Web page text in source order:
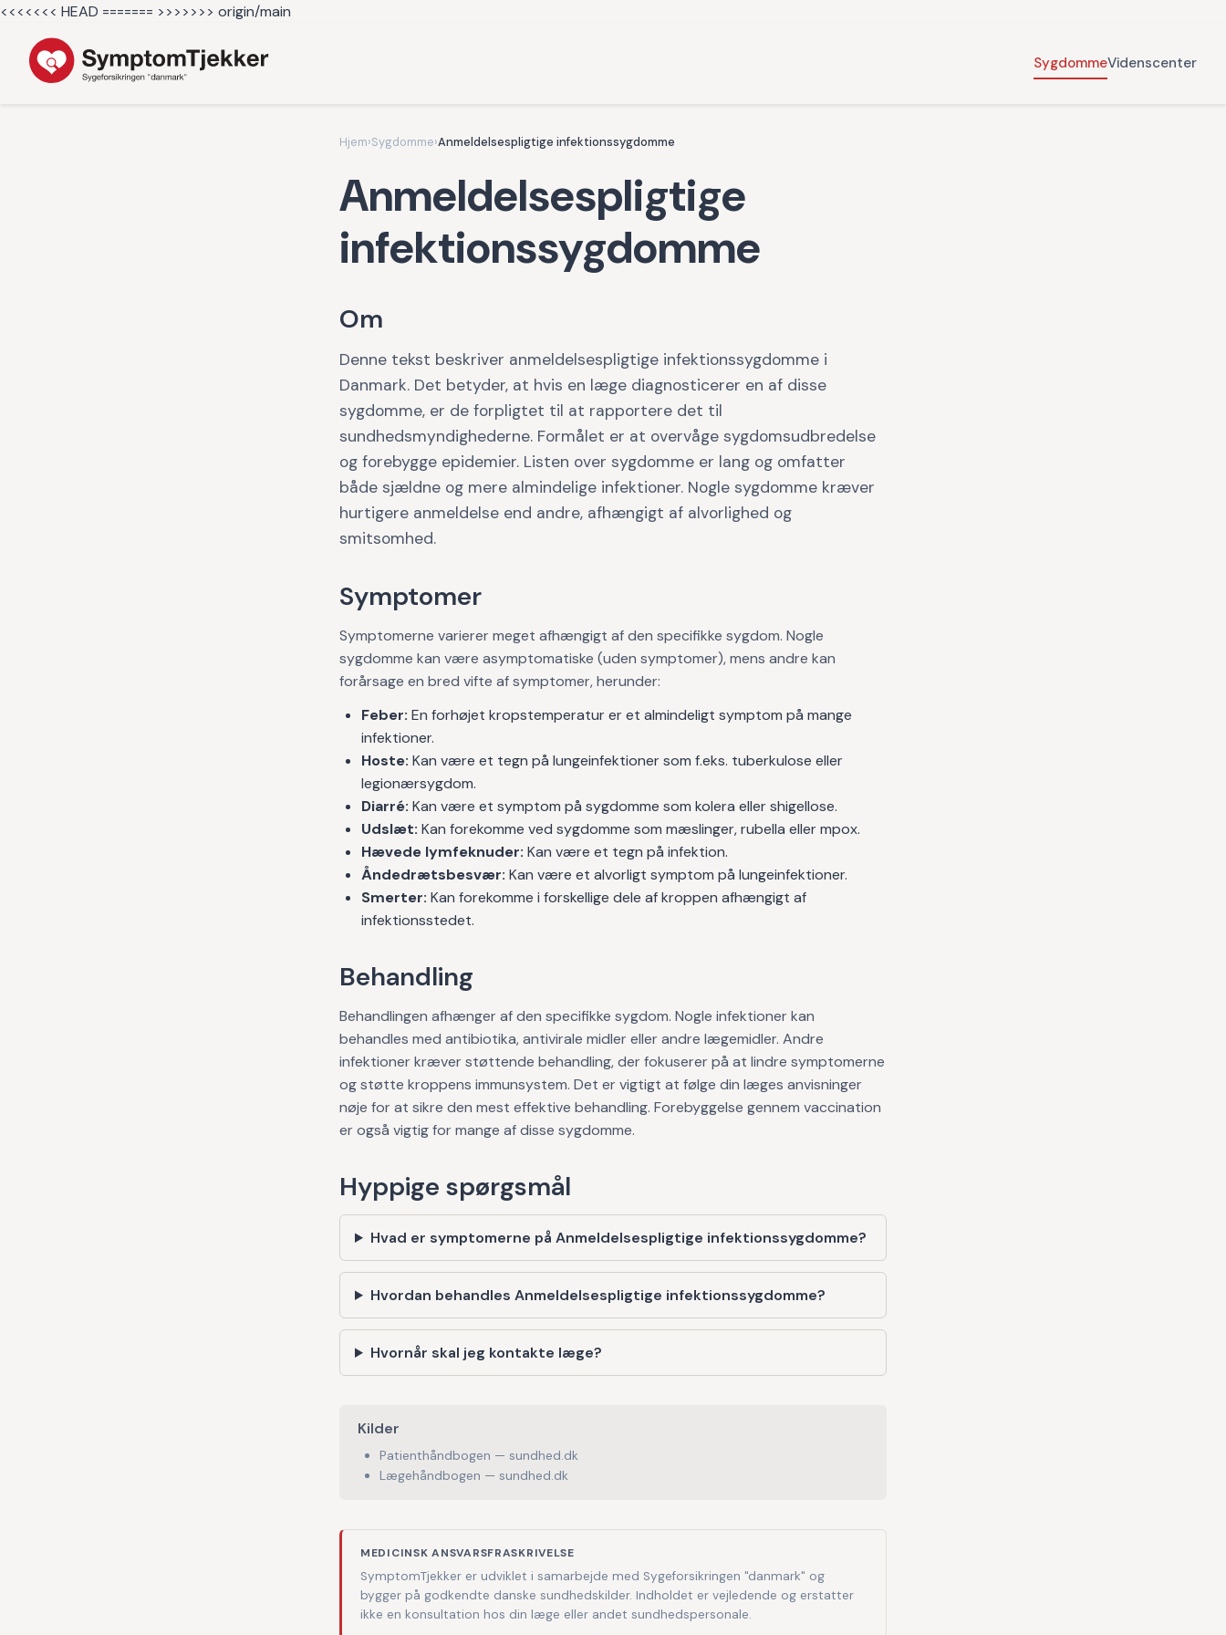
<<<<<<< HEAD ======= >>>>>>> origin/main
SygdommeVidenscenter
Hjem›Sygdomme›Anmeldelsespligtige infektionssygdomme
Anmeldelsespligtige
infektionssygdomme
Om
Denne tekst beskriver anmeldelsespligtige infektionssygdomme i
Danmark. Det betyder, at hvis en læge diagnosticerer en af disse
sygdomme, er de forpligtet til at rapportere det til
sundhedsmyndighederne. Formålet er at overvåge sygdomsudbredelse
og forebygge epidemier. Listen over sygdomme er lang og omfatter
både sjældne og mere almindelige infektioner. Nogle sygdomme kræver
hurtigere anmeldelse end andre, afhængigt af alvorlighed og
smitsomhed.
Symptomer
Symptomerne varierer meget afhængigt af den specifikke sygdom. Nogle
sygdomme kan være asymptomatiske (uden symptomer), mens andre kan
forårsage en bred vifte af symptomer, herunder:
Feber: En forhøjet kropstemperatur er et almindeligt symptom på mange
infektioner.
Hoste: Kan være et tegn på lungeinfektioner som f.eks. tuberkulose eller
legionærsygdom.
Diarré: Kan være et symptom på sygdomme som kolera eller shigellose.
Udslæt: Kan forekomme ved sygdomme som mæslinger, rubella eller mpox.
Hævede lymfeknuder: Kan være et tegn på infektion.
Åndedrætsbesvær: Kan være et alvorligt symptom på lungeinfektioner.
Smerter: Kan forekomme i forskellige dele af kroppen afhængigt af
infektionsstedet.
Behandling
Behandlingen afhænger af den specifikke sygdom. Nogle infektioner kan
behandles med antibiotika, antivirale midler eller andre lægemidler. Andre
infektioner kræver støttende behandling, der fokuserer på at lindre symptomerne
og støtte kroppens immunsystem. Det er vigtigt at følge din læges anvisninger
nøje for at sikre den mest effektive behandling. Forebyggelse gennem vaccination
er også vigtig for mange af disse sygdomme.
Hyppige spørgsmål
Hvad er symptomerne på Anmeldelsespligtige infektionssygdomme?
Hvordan behandles Anmeldelsespligtige infektionssygdomme?
Hvornår skal jeg kontakte læge?
Kilder
Patienthåndbogen — sundhed.dk
Lægehåndbogen — sundhed.dk
MEDICINSK ANSVARSFRASKRIVELSE
SymptomTjekker er udviklet i samarbejde med Sygeforsikringen "danmark" og
bygger på godkendte danske sundhedskilder. Indholdet er vejledende og erstatter
ikke en konsultation hos din læge eller andet sundhedspersonale.